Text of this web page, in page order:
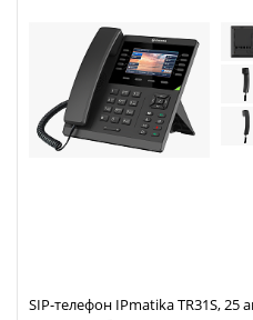
SIP-телефон IPmatika TR31S, 25